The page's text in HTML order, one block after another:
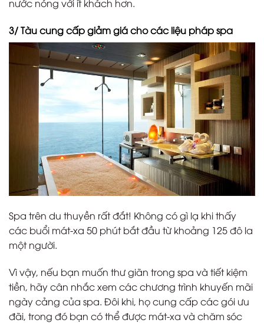
nước nóng với ít khách hơn.
3/ Tàu cung cấp giảm giá cho các liệu pháp spa
Spa trên du thuyền rất đắt! Không có gì lạ khi thấy
các buổi mát-xa 50 phút bắt đầu từ khoảng 125 đô la
một người.
Vì vậy, nếu bạn muốn thư giãn trong spa và tiết kiệm
tiền, hãy cân nhắc xem các chương trình khuyến mãi
ngày cảng của spa. Đôi khi, họ cung cấp các gói ưu
đãi, trong đó bạn có thể được mát-xa và chăm sóc